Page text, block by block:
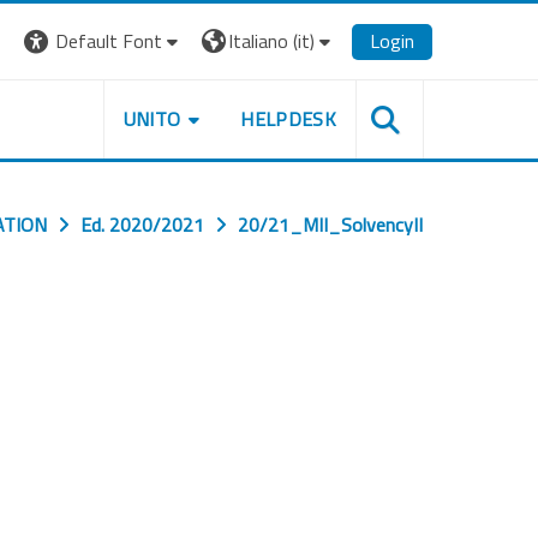
Default Font
Italiano ‎(it)‎ Login
UNITO HELPDESK
Ed. 2020/2021
20/21_MII_SolvencyII